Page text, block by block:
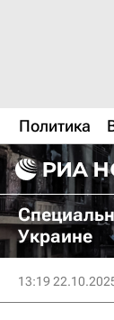
Политика
Украине
13:19